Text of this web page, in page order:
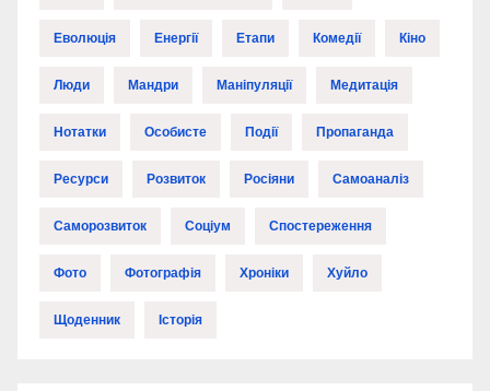
Еволюція Енергії Етапи Комедії Кіно
Люди Мандри Маніпуляції Медитація
Нотатки Особисте Події Пропаганда
Ресурси Розвиток Росіяни Самоаналіз
Саморозвиток Соціум Спостереження
Фото Фотографія Хроніки Хуйло
Щоденник Історія